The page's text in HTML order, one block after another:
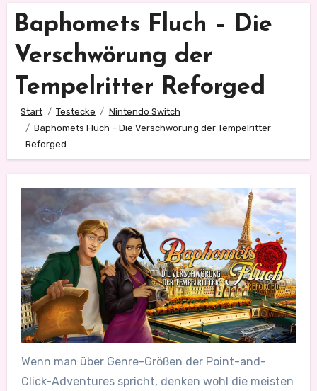
Baphomets Fluch – Die
Verschwörung der
Tempelritter Reforged
Start Testecke
Nintendo Switch
Baphomets Fluch – Die Verschwörung der Tempelritter
Reforged
Wenn man über Genre-Größen der Point-and-
Click-Adventures spricht, denken wohl die meisten